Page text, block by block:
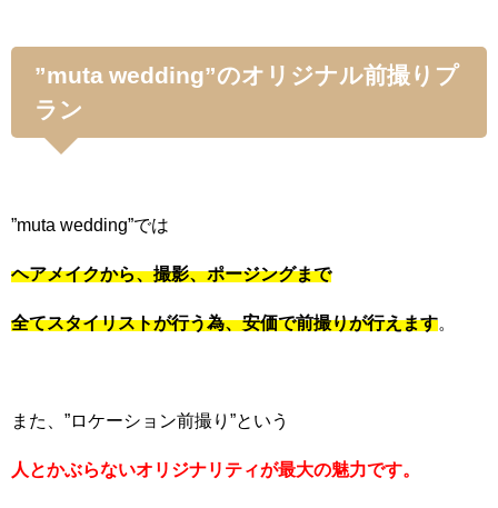
”muta wedding”のオリジナル前撮りプ
ラン
”muta wedding”では
ヘアメイクから、撮影、ポージングまで
全てスタイリストが行う為、安価で前撮りが行えます。
また、”ロケーション前撮り”という
人とかぶらないオリジナリティが最大の魅力です。